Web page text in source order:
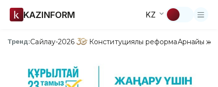
KAZINFORM KZ
Тренд:Сайлау-2026 Конституциялық реформаАрнайы